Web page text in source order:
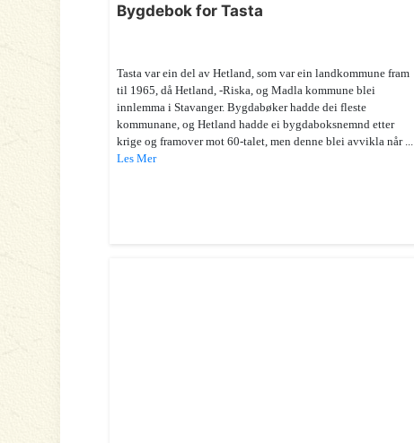
Bygdebok for Tasta
Tasta var ein del av Hetland, som var ein landkommune fram
til 1965, då Hetland, -Riska, og Madla kommune blei
innlemma i Stavanger. Bygdabøker hadde dei fleste
kommunane, og Hetland hadde ei bygdaboksnemnd etter
krige og framover mot 60-talet, men denne blei avvikla når ...
Les Mer